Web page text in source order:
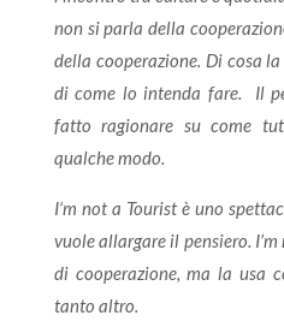
non si parla della
della cooperazione. Di cosa
di come lo intenda fare. Il
fatto ragionare su come
qualche modo.
I‘m not a Tourist è uno
vuole allargare il pensiero.
di cooperazione, ma la usa
tanto altro.